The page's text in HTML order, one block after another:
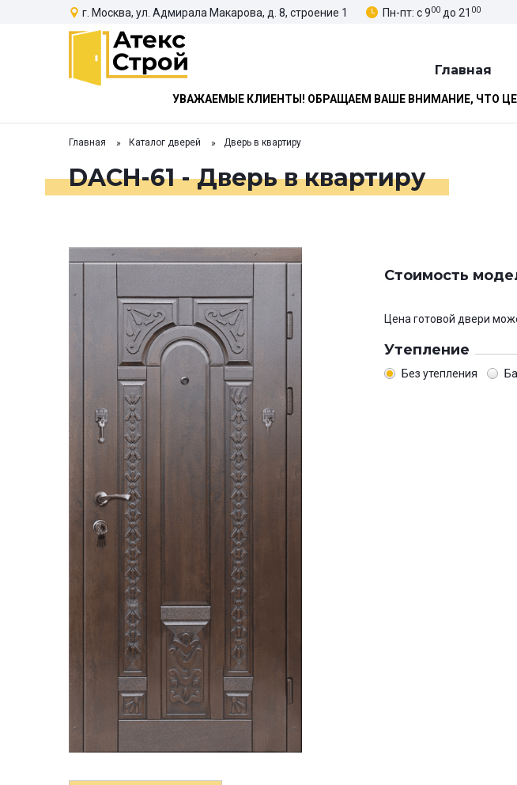
г. Москва, ул. Адмирала Макарова, д. 8, строение 1 Пн-пт: с 900 до 21 00
Главная
УВАЖАЕМЫЕ КЛИЕНТЫ! ОБРАЩАЕМ ВАШЕ ВНИМАНИЕ, ЧТО
Главная Каталог дверей Дверь в квартиру
DACH-61 - Дверь в квартиру
Стоимость
Цена готовой двери
Утепление
Без утепления